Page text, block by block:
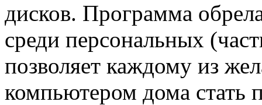
дисков. Программа
среди персональных
позволяет каждому из
компьютером дома стать